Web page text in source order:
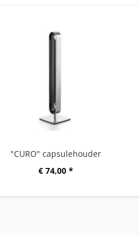
"CURO" capsulehouder
€ 74,00 *